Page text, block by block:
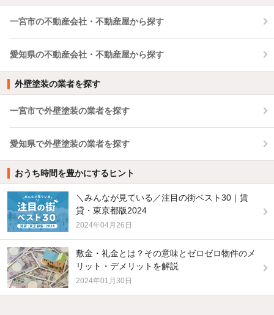
一宮市の不動産会社・不動産屋から探す
愛知県の不動産会社・不動産屋から探す
外壁塗装の業者を探す
一宮市で外壁塗装の業者を探す
愛知県で外壁塗装の業者を探す
おうち時間を豊かにするヒント
＼みんなが見ている／注目の街ベスト30｜賃
貸・東京都版2024
2024年04月26日
敷金・礼金とは？その意味とゼロゼロ物件のメ
リット・デメリットを解説
2024年01月30日